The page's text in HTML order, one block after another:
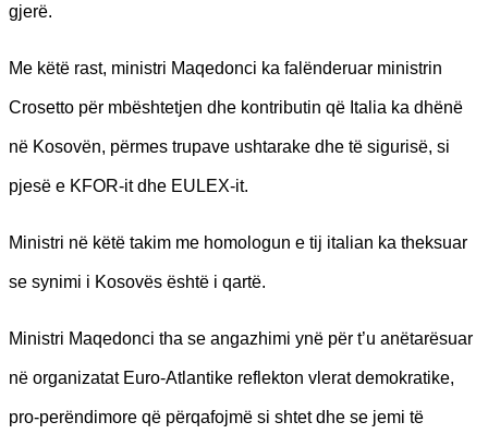
gjerë.
Me këtë rast, ministri Maqedonci ka falënderuar ministrin
Crosetto për mbështetjen dhe kontributin që Italia ka dhënë
në Kosovën, përmes trupave ushtarake dhe të sigurisë, si
pjesë e KFOR-it dhe EULEX-it.
Ministri në këtë takim me homologun e tij italian ka theksuar
se synimi i Kosovës është i qartë.
Ministri Maqedonci tha se angazhimi ynë për t’u anëtarësuar
në organizatat Euro-Atlantike reflekton vlerat demokratike,
pro-perëndimore që përqafojmë si shtet dhe se jemi të